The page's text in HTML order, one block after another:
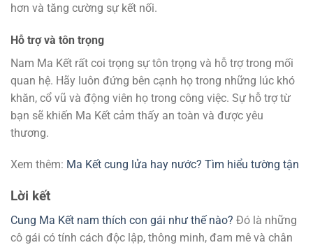
hơn và tăng cường sự kết nối.
Hỗ trợ và tôn trọng
Nam Ma Kết rất coi trọng sự tôn trọng và hỗ trợ trong mối
quan hệ. Hãy luôn đứng bên cạnh họ trong những lúc khó
khăn, cổ vũ và động viên họ trong công việc. Sự hỗ trợ từ
bạn sẽ khiến Ma Kết cảm thấy an toàn và được yêu
thương.
Xem thêm: Ma Kết cung lửa hay nước? Tìm hiểu tường tận
Lời kết
Cung Ma Kết nam thích con gái như thế nào? Đó là những
cô gái có tính cách độc lập, thông minh, đam mê và chân